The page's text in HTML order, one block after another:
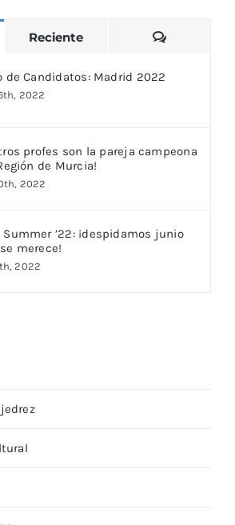
Reciente
de Candidatos: Madrid 2022
2022
profes son la pareja campeona
de Murcia!
2022
Summer ’22: ¡despidamos junio
merece!
2022